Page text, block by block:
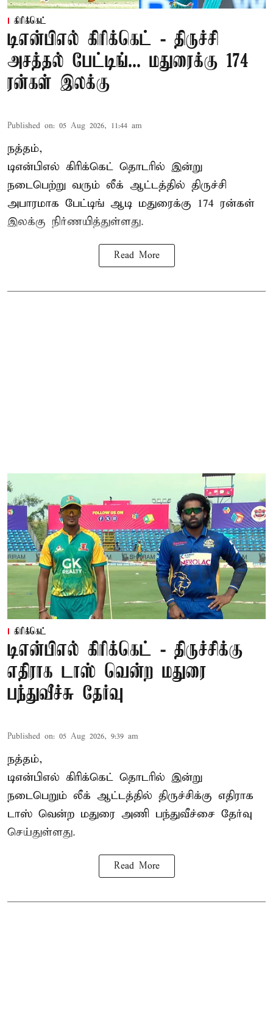
கிரிக்கெட்
டிஎன்பிஎல் கிரிக்கெட் - திருச்சி
அசத்தல் பேட்டிங்... மதுரைக்கு 174
ரன்கள் இலக்கு
Published on: 05 Aug 2026, 11:44 am
நத்தம்,
டிஎன்பிஎல் கிரிக்கெட் தொடரில் இன்று
நடைபெற்று வரும் லீக் ஆட்டத்தில் திருச்சி
அபாரமாக பேட்டிங் ஆடி மதுரைக்கு 174 ரன்கள்
இலக்கு நிர்ணயித்துள்ளது.
Read More
கிரிக்கெட்
டிஎன்பிஎல் கிரிக்கெட் - திருச்சிக்கு
எதிராக டாஸ் வென்ற மதுரை
பந்துவீச்சு தேர்வு
Published on: 05 Aug 2026, 9:39 am
நத்தம்,
டிஎன்பிஎல் கிரிக்கெட் தொடரில் இன்று
நடைபெறும் லீக் ஆட்டத்தில் திருச்சிக்கு எதிராக
டாஸ் வென்ற மதுரை அணி பந்துவீச்சை தேர்வு
செய்துள்ளது.
Read More